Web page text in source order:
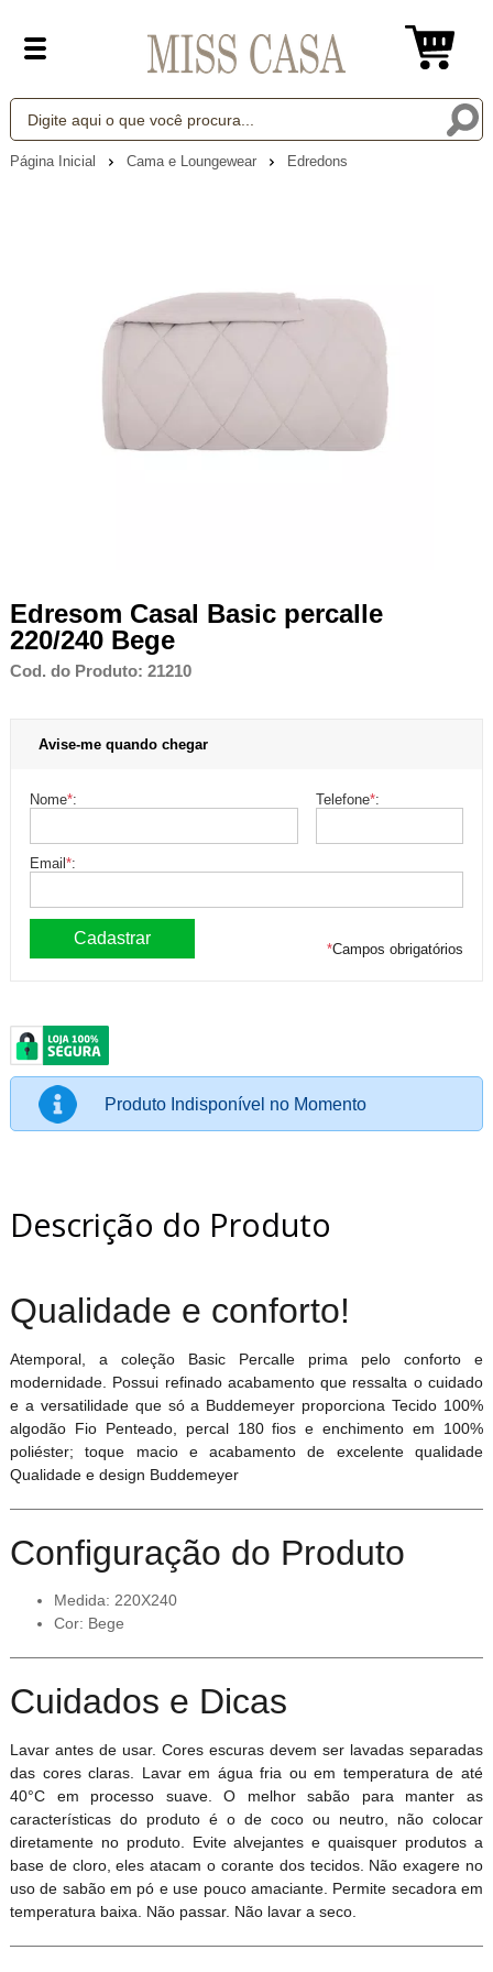
Página Inicial Cama e Loungewear Edredons
Edresom Casal Basic percalle
220/240 Bege
Cod. do Produto: 21210
Avise-me quando chegar
Nome*: Telefone*:
Email*:
*Campos obrigatórios
Produto Indisponível no Momento
Descrição do Produto
Qualidade e conforto!
Atemporal, a coleção Basic Percalle prima pelo conforto e
modernidade. Possui refinado acabamento que ressalta o cuidado
e a versatilidade que só a Buddemeyer proporciona Tecido 100%
algodão Fio Penteado, percal 180 fios e enchimento em 100%
poliéster; toque macio e acabamento de excelente qualidade
Qualidade e design Buddemeyer
Configuração do Produto
Medida: 220X240
Cor: Bege
Cuidados e Dicas
Lavar antes de usar. Cores escuras devem ser lavadas separadas
das cores claras. Lavar em água fria ou em temperatura de até
40°C em processo suave. O melhor sabão para manter as
características do produto é o de coco ou neutro, não colocar
diretamente no produto. Evite alvejantes e quaisquer produtos a
base de cloro, eles atacam o corante dos tecidos. Não exagere no
uso de sabão em pó e use pouco amaciante. Permite secadora em
temperatura baixa. Não passar. Não lavar a seco.